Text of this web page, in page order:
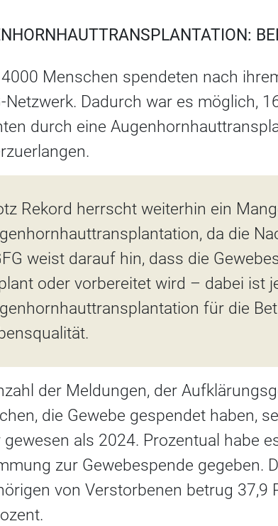
Menschen spendeten nach
Netzwerk. Dadurch war es möglich,
durch eine
Rekord herrscht weiterhin ein
da die
weist darauf hin, dass die
oder vorbereitet wird – dabei ist
für die
der Meldungen, der
die Gewebe gespendet haben,
gewesen als 2024. Prozentual habe
zur Gewebespende gegeben.
von Verstorbenen betrug